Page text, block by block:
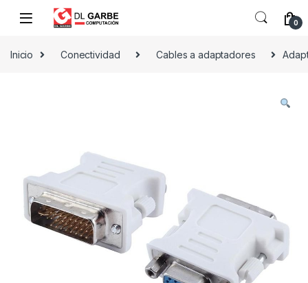
0
Inicio Conectividad Cables a adaptadores